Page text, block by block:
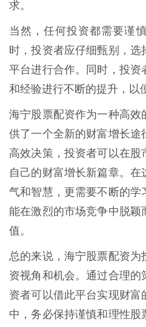
求。
当然，任何投资都需要谨
时，投资者应仔细甄别，
平台进行合作。同时，投资
和经验进行不断的提升，以
海宁股票配资作为一种高效
供了一个全新的财富增长途
高效决策，投资者可以在
自己的财富增长新篇章。在
气和智慧，更需要不断的
能在激烈的市场竞争中脱颖
值。
总的来说，海宁股票配资
资视角和机会。通过合理
资者可以借此平台实现财
中，务必保持谨慎和理性